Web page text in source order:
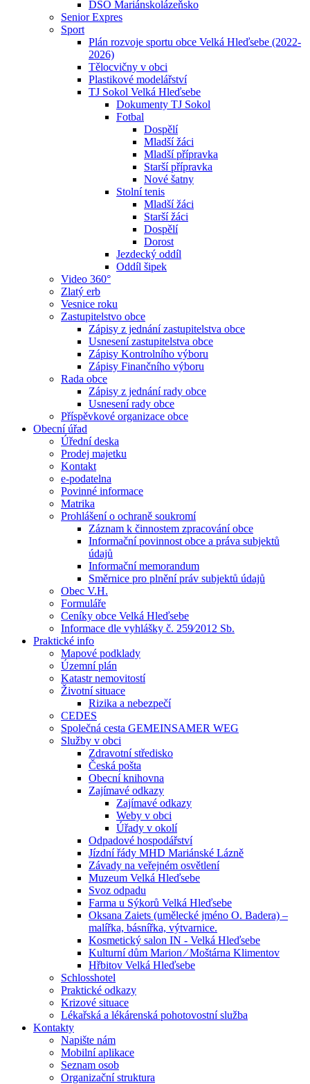
DSO Mariánskolázeňsko
Senior Expres
Sport
Plán rozvoje sportu obce Velká Hleďsebe (2022-
2026)
Tělocvičny v obci
Plastikové modelářství
TJ Sokol Velká Hleďsebe
Dokumenty TJ Sokol
Fotbal
Dospělí
Mladší žáci
Mladší přípravka
Starší přípravka
Nové šatny
Stolní tenis
Mladší žáci
Starší žáci
Dospělí
Dorost
Jezdecký oddíl
Oddíl šipek
Video 360°
Zlatý erb
Vesnice roku
Zastupitelstvo obce
Zápisy z jednání zastupitelstva obce
Usnesení zastupitelstva obce
Zápisy Kontrolního výboru
Zápisy Finančního výboru
Rada obce
Zápisy z jednání rady obce
Usnesení rady obce
Příspěvkové organizace obce
Obecní úřad
Úřední deska
Prodej majetku
Kontakt
e-podatelna
Povinné informace
Matrika
Prohlášení o ochraně soukromí
Záznam k činnostem zpracování obce
Informační povinnost obce a práva subjektů
údajů
Informační memorandum
Směrnice pro plnění práv subjektů údajů
Obec V.H.
Formuláře
Ceníky obce Velká Hleďsebe
Informace dle vyhlášky č. 259⁄2012 Sb.
Praktické info
Mapové podklady
Územní plán
Katastr nemovitostí
Životní situace
Rizika a nebezpečí
CEDES
Společná cesta GEMEINSAMER WEG
Služby v obci
Zdravotní středisko
Česká pošta
Obecní knihovna
Zajímavé odkazy
Zajímavé odkazy
Weby v obci
Úřady v okolí
Odpadové hospodářství
Jízdní řády MHD Mariánské Lázně
Závady na veřejném osvětlení
Muzeum Velká Hleďsebe
Svoz odpadu
Farma u Sýkorů Velká Hleďsebe
Oksana Zaiets (umělecké jméno O. Badera) –
malířka, básnířka, výtvarnice.
Kosmetický salon IN - Velká Hleďsebe
Kulturní dům Marion ⁄ Moštárna Klimentov
Hřbitov Velká Hleďsebe
Schlosshotel
Praktické odkazy
Krizové situace
Lékařská a lékárenská pohotovostní služba
Kontakty
Napište nám
Mobilní aplikace
Seznam osob
Organizační struktura